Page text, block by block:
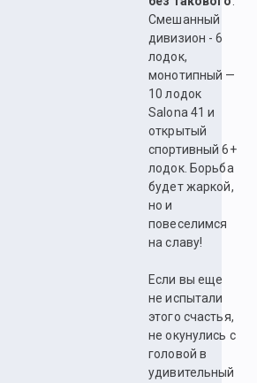
Смешанный
дивизион - 6
лодок,
монотипный —
10 лодок
Salona 41 и
открытый
спортивный 6+
лодок. Борьба
будет жаркой,
но и
повеселимся
на славу!
Если вы еще
не испытали
этого счастья,
не окунулись с
головой в
удивительный